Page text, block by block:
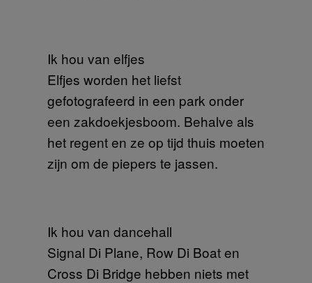
Ik hou van elfjes
Elfjes worden het liefst
gefotografeerd in een park onder
een zakdoekjesboom. Behalve als
het regent en ze op tijd thuis moeten
zijn om de piepers te jassen.
Ik hou van dancehall
Signal Di Plane, Row Di Boat en
Cross Di Bridge hebben niets met